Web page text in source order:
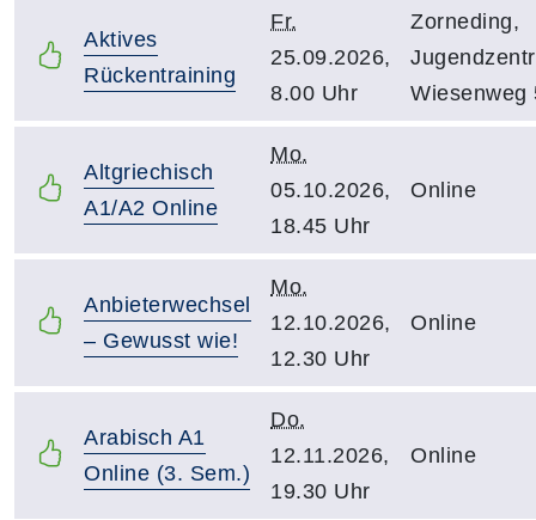
Aktives
Rückentraining
Fr.
25.09.2026,
8.00 Uhr
Zorneding,
Wiesenweg
Altgriechisch
A1/A2 Online
Mo.
05.10.2026,
18.45 Uhr
Online
Anbieterwechsel
– Gewusst wie!
Mo.
12.10.2026,
12.30 Uhr
Online
Arabisch A1
Online (3. Sem.)
Do.
12.11.2026,
19.30 Uhr
Online